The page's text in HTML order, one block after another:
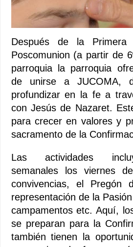
Después de la
Poscomunion (a partir de
parroquia la parroquia
de unirse a JUCOMA,
profundizar en la fe a
con Jesús de Nazaret.
para crecer en valores y
sacramento de la
Las actividades
semanales los viernes
convivencias, el Pregón
representación de la
campamentos etc. Aquí,
se preparan para la
también tienen la